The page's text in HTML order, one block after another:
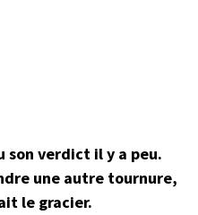
son verdict il y a peu.
une autre tournure,
le gracier.